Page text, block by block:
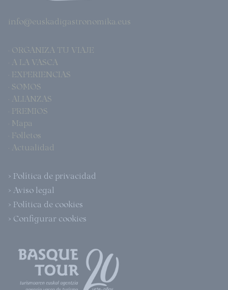
info@euskadigastronomika.eus
· ORGANIZA TU VIAJE
· A LA VASCA
· EXPERIENCIAS
· SOMOS
· ALIANZAS
· PREMIOS
· Mapa
· Folletos
· Actualidad
> Política de privacidad
> Aviso legal
> Política de cookies
> Configurar cookies